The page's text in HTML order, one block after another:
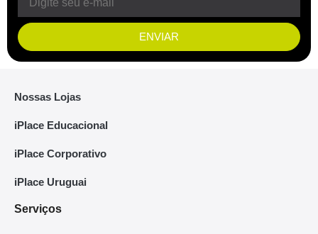
ENVIAR
Nossas Lojas
iPlace Educacional
iPlace Corporativo
iPlace Uruguai
Serviços